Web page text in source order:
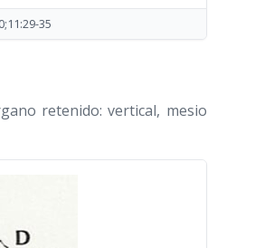
35
retenido: vertical, mesio